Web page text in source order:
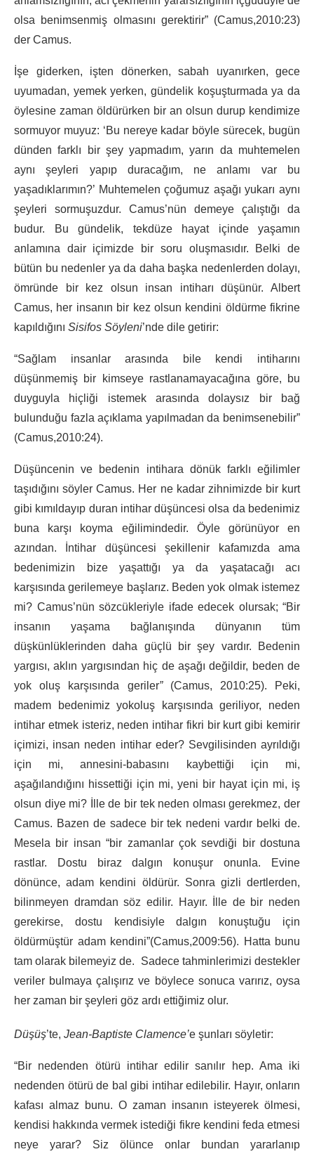
olsa benimsenmiş olmasını gerektirir” (Camus,2010:23)
der Camus.
İşe giderken, işten dönerken, sabah uyanırken, gece
uyumadan, yemek yerken, gündelik koşuşturmada ya da
öylesine zaman öldürürken bir an olsun durup kendimize
sormuyor muyuz: ‘Bu nereye kadar böyle sürecek, bugün
dünden farklı bir şey yapmadım, yarın da muhtemelen
aynı şeyleri yapıp duracağım, ne anlamı var bu
yaşadıklarımın?’ Muhtemelen çoğumuz aşağı yukarı aynı
şeyleri sormuşuzdur. Camus’nün demeye çalıştığı da
budur. Bu gündelik, tekdüze hayat içinde yaşamın
anlamına dair içimizde bir soru oluşmasıdır. Belki de
bütün bu nedenler ya da daha başka nedenlerden dolayı,
ömründe bir kez olsun insan intiharı düşünür. Albert
Camus, her insanın bir kez olsun kendini öldürme fikrine
kapıldığını Sisifos Söyleni’nde dile getirir:
“Sağlam insanlar arasında bile kendi intiharını
düşünmemiş bir kimseye rastlanamayacağına göre, bu
duyguyla hiçliği istemek arasında dolaysız bir bağ
bulunduğu fazla açıklama yapılmadan da benimsenebilir”
(Camus,2010:24).
Düşüncenin ve bedenin intihara dönük farklı eğilimler
taşıdığını söyler Camus. Her ne kadar zihnimizde bir kurt
gibi kımıldayıp duran intihar düşüncesi olsa da bedenimiz
buna karşı koyma eğilimindedir. Öyle görünüyor en
azından. İntihar düşüncesi şekillenir kafamızda ama
bedenimizin bize yaşattığı ya da yaşatacağı acı
karşısında gerilemeye başlarız. Beden yok olmak istemez
mi? Camus’nün sözcükleriyle ifade edecek olursak; “Bir
insanın yaşama bağlanışında dünyanın tüm
düşkünlüklerinden daha güçlü bir şey vardır. Bedenin
yargısı, aklın yargısından hiç de aşağı değildir, beden de
yok oluş karşısında geriler”(Camus, 2010:25). Peki,
madem bedenimiz yokoluş karşısında geriliyor, neden
intihar etmek isteriz, neden intihar fikri bir kurt gibi kemirir
içimizi, insan neden intihar eder? Sevgilisinden ayrıldığı
için mi, annesini-babasını kaybettiği için mi,
aşağılandığını hissettiği için mi, yeni bir hayat için mi, iş
olsun diye mi? İlle de bir tek neden olması gerekmez, der
Camus. Bazen de sadece bir tek nedeni vardır belki de.
Mesela bir insan “bir zamanlar çok sevdiği bir dostuna
rastlar. Dostu biraz dalgın konuşur onunla. Evine
dönünce, adam kendini öldürür. Sonra gizli dertlerden,
bilinmeyen dramdan söz edilir. Hayır. İlle de bir neden
gerekirse, dostu kendisiyle dalgın konuştuğu için
öldürmüştür adam kendini”(Camus,2009:56). Hatta bunu
tam olarak bilemeyiz de. Sadece tahminlerimizi destekler
veriler bulmaya çalışırız ve böylece sonuca varırız, oysa
her zaman bir şeyleri göz ardı ettiğimiz olur.
Düşüş’te, Jean-Baptiste Clamence’e şunları söyletir:
“Bir nedenden ötürü intihar edilir sanılır hep. Ama iki
nedenden ötürü de bal gibi intihar edilebilir. Hayır, onların
kafası almaz bunu. O zaman insanın isteyerek ölmesi,
kendisi hakkında vermek istediği fikre kendini feda etmesi
neye yarar? Siz ölünce onlar bundan yararlanıp